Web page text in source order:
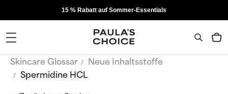
15 % Rabatt auf Sommer-Essentials
Skincare Glossar
Neue Inhaltsstoffe
Spermidine HCL